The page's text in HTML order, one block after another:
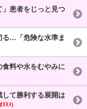
」患者をじっと見つ
る…「危険な水準ま
食料や水をむやみに
して勝利する展開は
ﾇﾇﾒ)